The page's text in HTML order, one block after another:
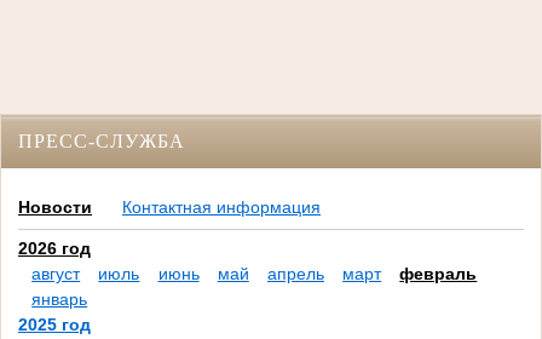
ПРЕСС-СЛУЖБА
Новости Контактная информация
2026 год
август
июль июнь май апрель март
февраль
январь
2025 год